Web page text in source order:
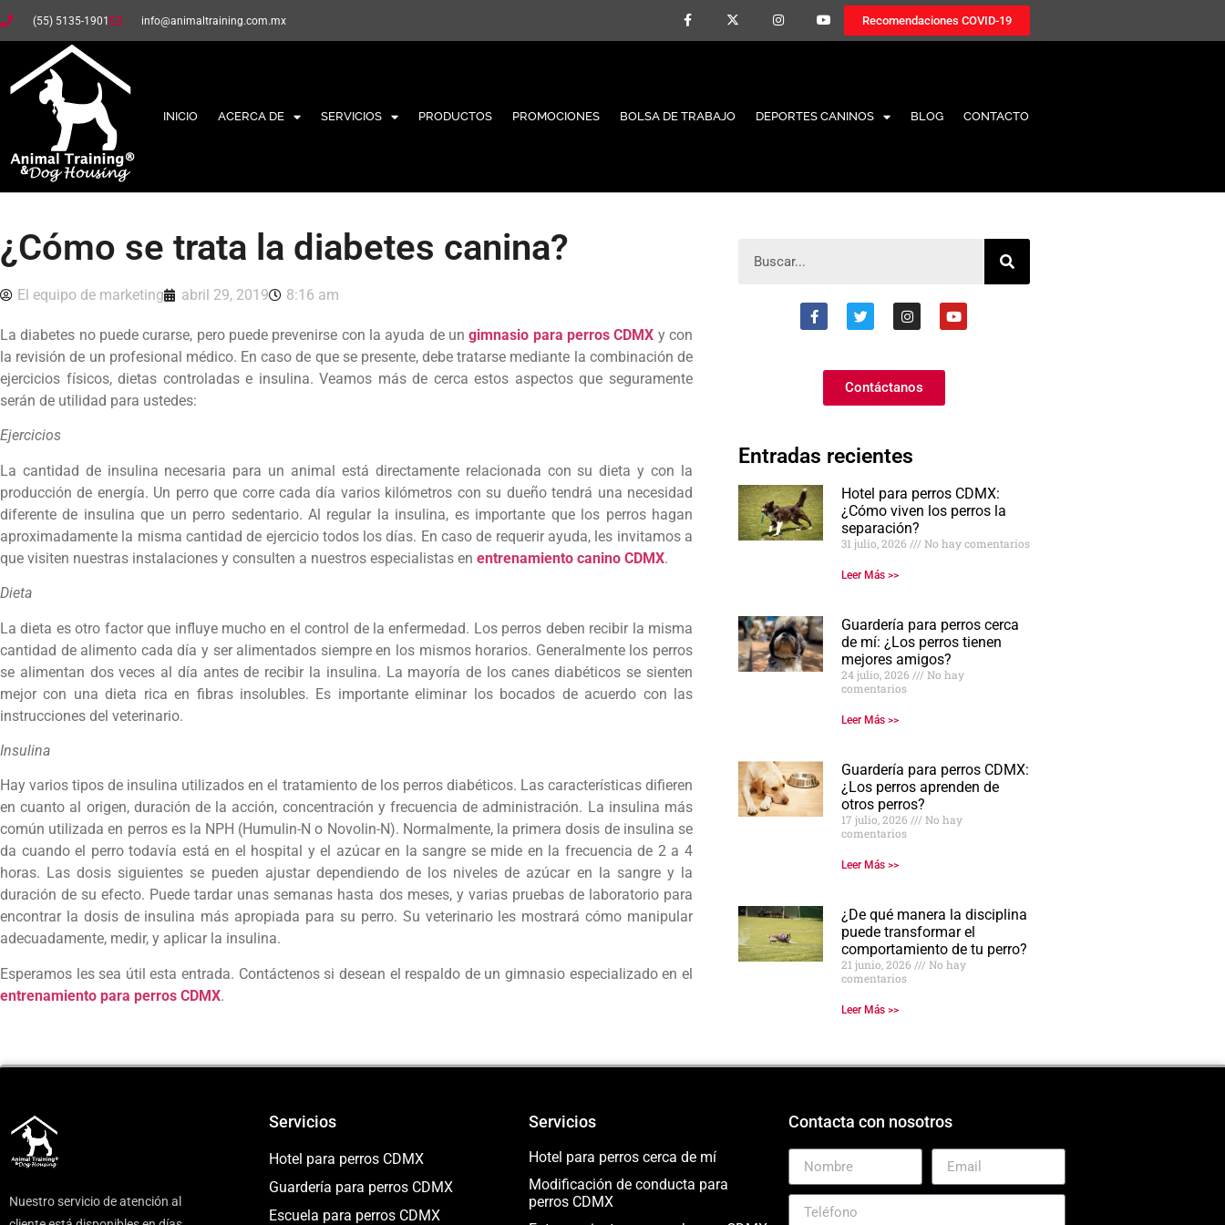
(55) 5135-1901 info@animaltraining.com.mx Recomendaciones COVID-19
INICIO ACERCA DE SERVICIOS PRODUCTOS PROMOCIONES BOLSA DE TRABAJO DEPORTES CANINOS BLOG CONTACTO
¿Cómo se trata la diabetes canina?
El equipo de marketing abril 29, 2019 8:16 am
La diabetes no puede curarse, pero puede prevenirse con la ayuda de ungimnasio para perros CDMX y con
la revisión de un profesional médico. En caso de que se presente, debe tratarse mediante la combinación de
ejercicios físicos, dietas controladas e insulina. Veamos más de cerca estos aspectos que seguramente
serán de utilidad para ustedes:
Ejercicios
La cantidad de insulina necesaria para un animal está directamente relacionada con su dieta y con la
producción de energía. Un perro que corre cada día varios kilómetros con su dueño tendrá una necesidad
diferente de insulina que un perro sedentario. Al regular la insulina, es importante que los perros hagan
aproximadamente la misma cantidad de ejercicio todos los días. En caso de requerir ayuda, les invitamos a
que visiten nuestras instalaciones y consulten a nuestros especialistas en entrenamiento canino CDMX.
Dieta
La dieta es otro factor que influye mucho en el control de la enfermedad. Los perros deben recibir la misma
cantidad de alimento cada día y ser alimentados siempre en los mismos horarios. Generalmente los perros
se alimentan dos veces al día antes de recibir la insulina. La mayoría de los canes diabéticos se sienten
mejor con una dieta rica en fibras insolubles. Es importante eliminar los bocados de acuerdo con las
instrucciones del veterinario.
Insulina
Hay varios tipos de insulina utilizados en el tratamiento de los perros diabéticos. Las características difieren
en cuanto al origen, duración de la acción, concentración y frecuencia de administración. La insulina más
común utilizada en perros es la NPH (Humulin-N o Novolin-N). Normalmente, la primera dosis de insulina se
da cuando el perro todavía está en el hospital y el azúcar en la sangre se mide en la frecuencia de 2 a 4
horas. Las dosis siguientes se pueden ajustar dependiendo de los niveles de azúcar en la sangre y la
duración de su efecto. Puede tardar unas semanas hasta dos meses, y varias pruebas de laboratorio para
encontrar la dosis de insulina más apropiada para su perro. Su veterinario les mostrará cómo manipular
adecuadamente, medir, y aplicar la insulina.
Esperamos les sea útil esta entrada. Contáctenos si desean el respaldo de un gimnasio especializado en el
entrenamiento para perros CDMX.
Contáctanos
Entradas recientes
Hotel para perros CDMX:
¿Cómo viven los perros la
separación?
31 julio, 2026 No hay comentarios
Leer Más >>
Guardería para perros cerca
de mí: ¿Los perros tienen
mejores amigos?
24 julio, 2026
No hay
comentarios
Leer Más >>
Guardería para perros CDMX:
¿Los perros aprenden de
otros perros?
17 julio, 2026
No hay
comentarios
Leer Más >>
¿De qué manera la disciplina
puede transformar el
comportamiento de tu perro?
21 junio, 2026
No hay
comentarios
Leer Más >>
Nuestro servicio de atención al
Servicios
Hotel para perros CDMX
Guardería para perros CDMX
Escuela para perros CDMX
Servicios
Hotel para perros cerca de mí
Modificación de conducta para
perros CDMX
Contacta con nosotros